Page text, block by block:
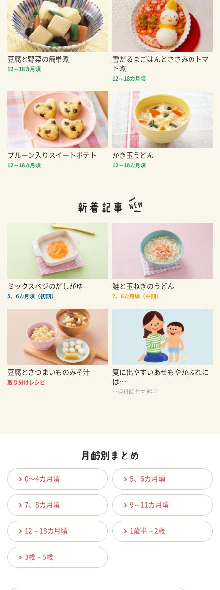
豆腐と野菜の簡単煮
12～18カ月頃
雪だるまごはんとささみのトマ
ト煮
12～18カ月頃
プルーン入りスイートポテト
12～18カ月頃
かき玉うどん
12～18カ月頃
ミックスベジのだしがゆ
5、6カ月頃（初期）
鮭と玉ねぎのうどん
7、8カ月頃（中期）
豆腐とさつまいものみそ汁
取り分けレシピ
夏に出やすいあせもやかぶれに
は…
小児科医 竹内 邦子
0〜4カ月頃 5、6カ月頃
7、8カ月頃 9～11カ月頃
12～18カ月頃 1歳半～2歳
3歳～5歳